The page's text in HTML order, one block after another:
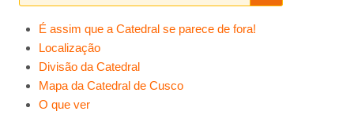
É assim que a Catedral se parece de fora!
Localização
Divisão da Catedral
Mapa da Catedral de Cusco
O que ver